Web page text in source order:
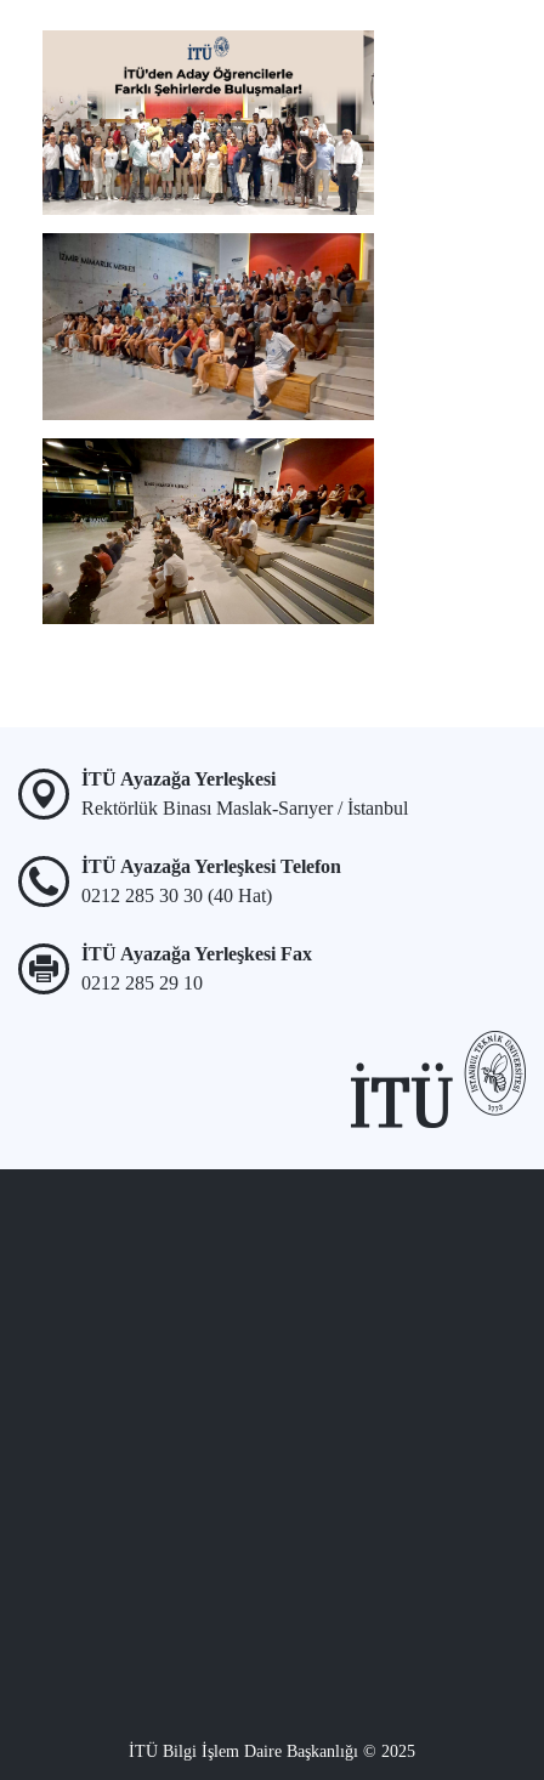
İTÜ Ayazağa Yerleşkesi
Rektörlük Binası Maslak-Sarıyer / İstanbul
İTÜ Ayazağa Yerleşkesi Telefon
0212 285 30 30 (40 Hat)
İTÜ Ayazağa Yerleşkesi Fax
0212 285 29 10
İTÜ Bilgi İşlem Daire Başkanlığı © 2025